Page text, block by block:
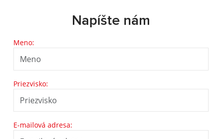
Napíšte nám
Meno:
Priezvisko:
E-mailová adresa: